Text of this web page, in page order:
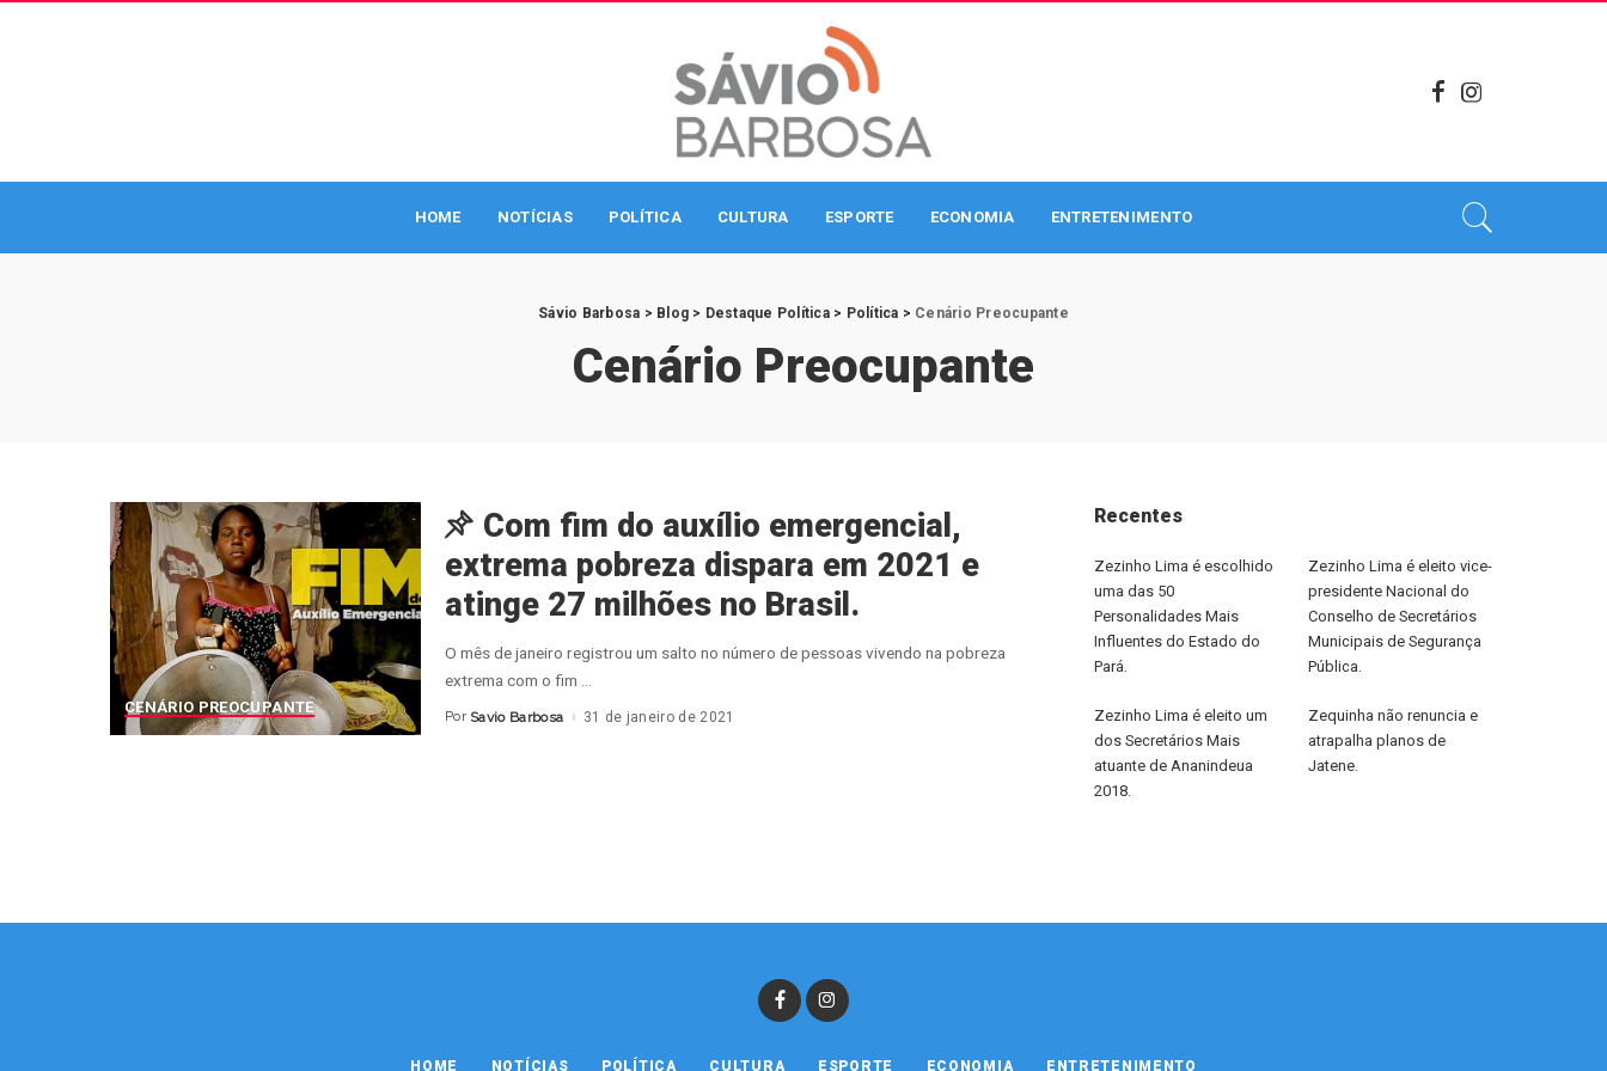
HOME NOTÍCIAS POLÍTICA CULTURA ESPORTE ECONOMIA ENTRETENIMENTO
Sávio Barbosa > Blog > Destaque Política> Política > Cenário Preocupante
Cenário Preocupante
CENÁRIO PREOCUPANTE
Com fim do auxílio emergencial,
extrema pobreza dispara em 2021 e
atinge 27 milhões no Brasil.
O mês de janeiro registrou um salto no número de pessoas vivendo na pobreza
extrema com o fim
Posted
Por Savio Barbosa 31 de janeiro de 2021
Recentes
Zezinho Lima é escolhido
uma das 50
Personalidades Mais
Influentes do Estado do
Pará.
Zezinho Lima é eleito vice-
presidente Nacional do
Conselho de Secretários
Municipais de Segurança
Pública.
Zezinho Lima é eleito um
dos Secretários Mais
atuante de Ananindeua
2018.
Zequinha não renuncia e
atrapalha planos de
Jatene.
HOME NOTÍCIAS POLÍTICA CULTURA ESPORTE ECONOMIA ENTRETENIMENTO